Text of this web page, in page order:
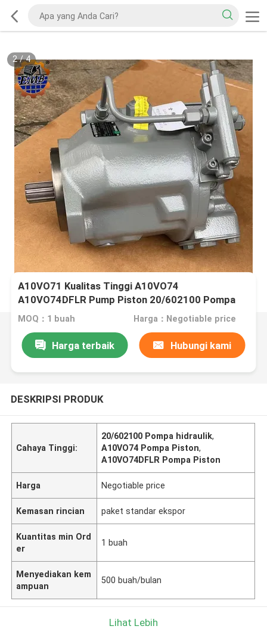
2/4
A10VO71 Kualitas Tinggi A10VO74
A10VO74DFLR Pump Piston 20/602100 Pompa
Hidraulik
MOQ：1 buah Harga：Negotiable price
Harga terbaik Hubungi kami
DESKRIPSI PRODUK
Cahaya Tinggi:
20/602100 Pompa hidraulik,
A10VO74 Pompa Piston,
A10VO74DFLR Pompa Piston
Harga Negotiable price
Kemasan rincian paket standar ekspor
Kuantitas min Ord
er
1 buah
Menyediakan kem
ampuan
500 buah/bulan
Lihat Lebih